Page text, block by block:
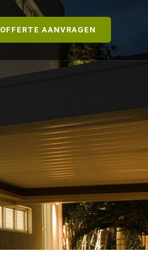
OFFERTE AANVRAGEN